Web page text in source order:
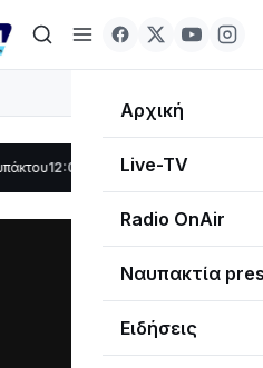
Αρχική
Live-TV
Radio OnAir
Ναυπακτία
Ειδήσεις
Σε τροχιά υλοποίησης η Παράκαμψη